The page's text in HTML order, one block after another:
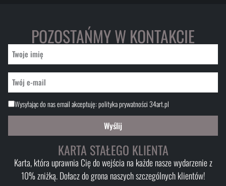
POZOSTAŃMY W KONTAKCIE
Wysyłając do nas email akceptuję:polityka prywatności 34art.pl
Wyślij
KARTA STAŁEGO KLIENTA
Karta, która uprawnia Cię do wejścia na każde nasze wydarzenie z
10% zniżką. Dołacz do grona naszych szczególnych klientów!